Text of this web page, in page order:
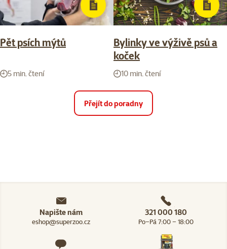
Pět psích mýtů
5 min. čtení
Bylinky ve výživě psů a
koček
10 min. čtení
Přejít do poradny
Napište nám
eshop@superzoo.cz
321 000 180
Po–Pá 7:00 – 18:00